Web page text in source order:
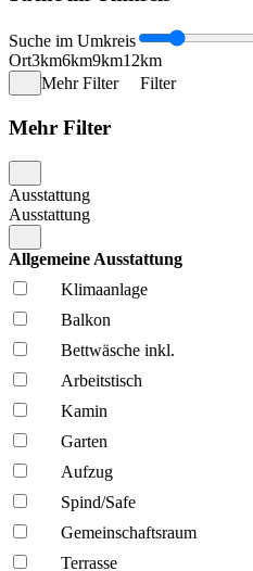
Suche im Umkreis
Ort3km6km9km12km
Mehr Filter
Filter
Mehr Filter
Ausstattung
Ausstattung
Allgemeine Ausstattung
Klima­anlage
Balkon
Bettwäsche inkl.
Arbeitstisch
Kamin
Garten
Aufzug
Spind/Safe
Gemeinschafts­raum
Terrasse